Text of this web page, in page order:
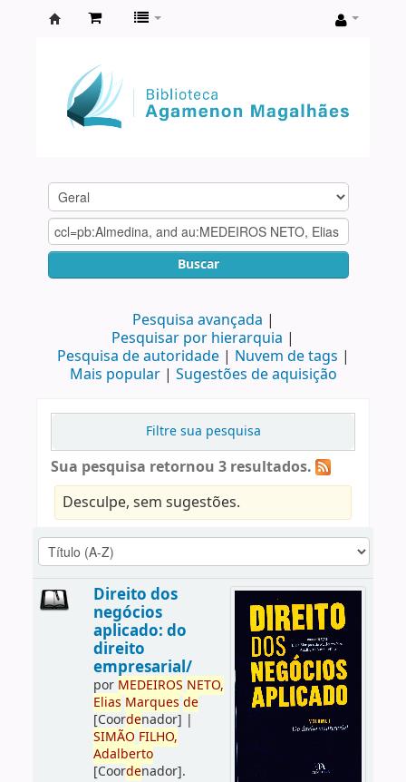
Agamenon
Magalhães
Buscar
Pesquisa avançada
Pesquisar por hierarquia
Pesquisa de autoridade
Nuvem de tags
Mais popular
Sugestões de aquisição
Filtre sua pesquisa
Sua pesquisa retornou 3 resultados.
Desculpe, sem sugestões.
Direito dos
negócios
aplicado: do
direito
empresarial/
por MEDEIROS NETO,
Elias Marques de
[Coordenador] |
SIMÃO FILHO,
Adalberto
[Coordenador].